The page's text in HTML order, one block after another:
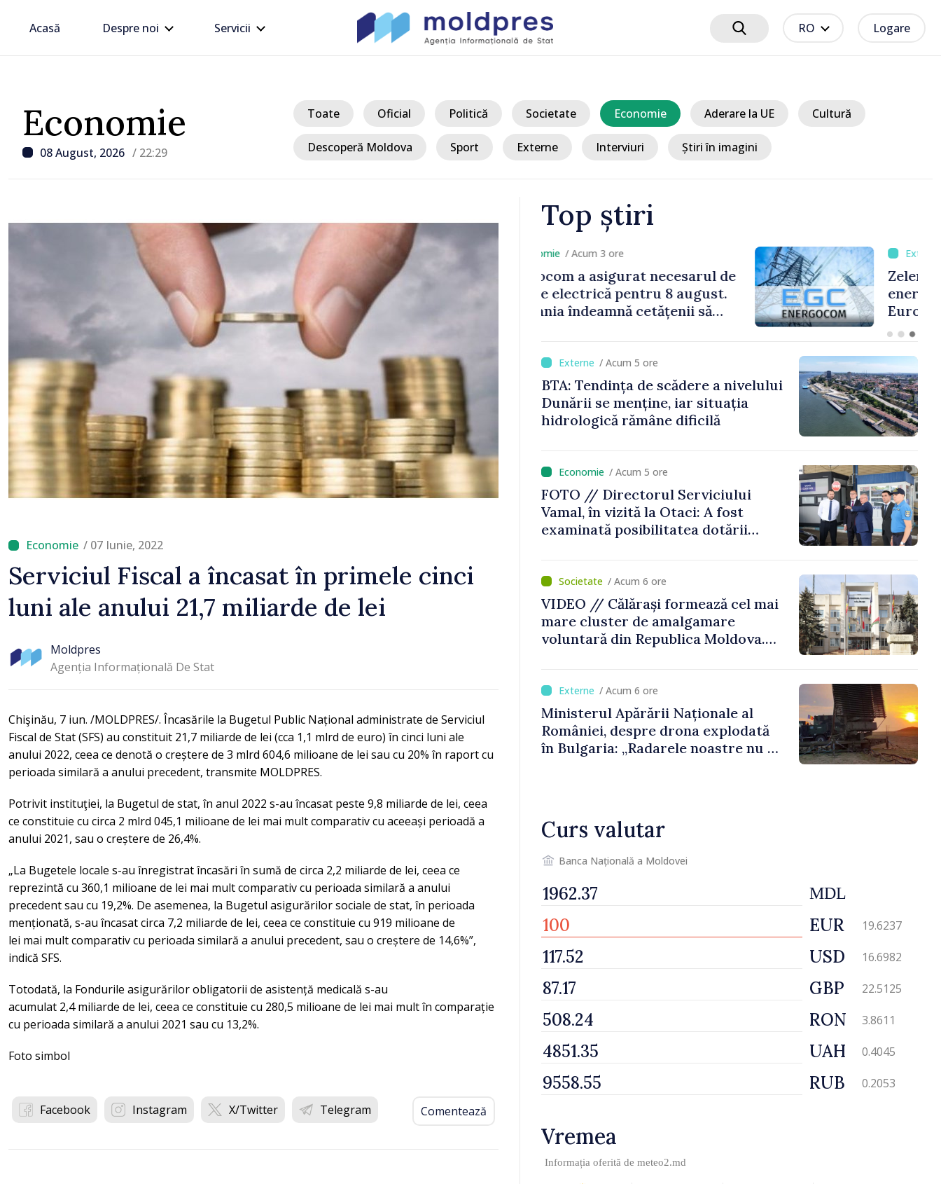
Acasă Despre noi Servicii RO Logare
Economie
08 August, 2026 / 22:29
Toate Oficial Politică Societate Economie Aderare la UE Cultură
Descoperă Moldova Sport Externe Interviuri Știri în imagini
/ 07 Iunie, 2022
Serviciul Fiscal a încasat în primele cinci
luni ale anului 21,7 miliarde de lei
Moldpres
Agenția Informațională De Stat
Chişinău, 7 iun. /MOLDPRES/. Încasările la Bugetul Public Național administrate de Serviciul
Fiscal de Stat (SFS) au constituit 21,7 miliarde de lei (cca 1,1 mlrd de euro) în cinci luni ale
anului 2022, ceea ce denotă o creștere de 3 mlrd 604,6 milioane de lei sau cu 20% în raport cu
perioada similară a anului precedent, transmite MOLDPRES.
Potrivit instituţiei, la Bugetul de stat, în anul 2022 s-au încasat peste 9,8 miliarde de lei, ceea
ce constituie cu circa 2 mlrd 045,1 milioane de lei mai mult comparativ cu aceeași perioadă a
anului 2021, sau o creștere de 26,4%.
„La Bugetele locale s-au înregistrat încasări în sumă de circa 2,2 miliarde de lei, ceea ce
reprezintă cu 360,1 milioane de lei mai mult comparativ cu perioada similară a anului
precedent sau cu 19,2%. De asemenea, la Bugetul asigurărilor sociale de stat, în perioada
menționată, s-au încasat circa 7,2 miliarde de lei, ceea ce constituie cu 919 milioane de
lei mai mult comparativ cu perioada similară a anului precedent, sau o creștere de 14,6%”,
indică SFS.
Totodată, la Fondurile asigurărilor obligatorii de asistență medicală s-au
acumulat 2,4 miliarde de lei, ceea ce constituie cu 280,5 milioane de lei mai mult în comparație
cu perioada similară a anului 2021 sau cu 13,2%.
Foto simbol
Facebook Instagram X/Twitter Telegram Comentează
Top știri
Energocom a asigurat necesarul de
energie electrică pentru 8 august.
Compania îndeamnă cetățenii să
reducă consumul în orele de vârf
/ Acum 4 ore
Zelenski a discutat cu Vucic despre
energie, securitate și Uniunea
Europeană, în prima sa vizită în
/ Acum 5 ore
BTA: Tendința de scădere a nivelului
Dunării se menține, iar situația
hidrologică rămâne dificilă
/ Acum 5 ore
FOTO // Directorul Serviciului
Vamal, în vizită la Otaci: A fost
examinată posibilitatea dotării
/ Acum 6 ore
VIDEO // Călărași formează cel mai
mare cluster de amalgamare
voluntară din Republica Moldova.
/ Acum 6 ore
Ministerul Apărării Naționale al
României, despre drona explodată
în Bulgaria: „Radarele noastre nu au
Curs valutar
Banca Națională a Moldovei
MDL
EUR 19.6237
USD 16.6982
GBP 22.5125
RON 3.8611
UAH 0.4045
RUB 0.2053
Vremea
Informația oferită de meteo2.md